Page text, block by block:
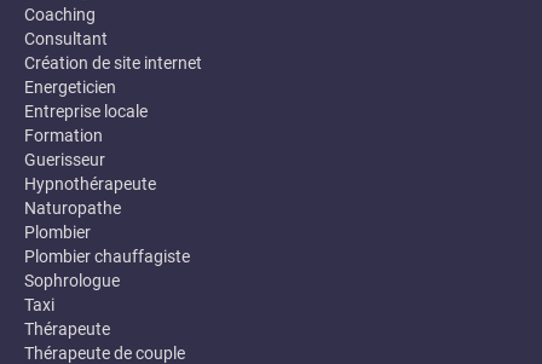
Coaching
Consultant
Création de site internet
Energeticien
Entreprise locale
Formation
Guerisseur
Hypnothérapeute
Naturopathe
Plombier
Plombier chauffagiste
Sophrologue
Taxi
Thérapeute
Thérapeute de couple